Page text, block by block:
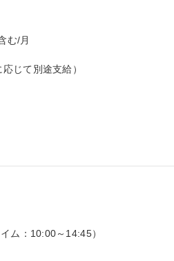
む/月
じて別途支給）
ム：10:00～14:45）